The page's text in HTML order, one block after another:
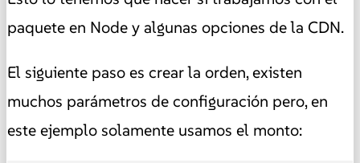
paquete en Node y algunas opciones de la CDN.
El siguiente paso es crear la orden, existen
muchos parámetros de configuración pero, en
este ejemplo solamente usamos el monto: